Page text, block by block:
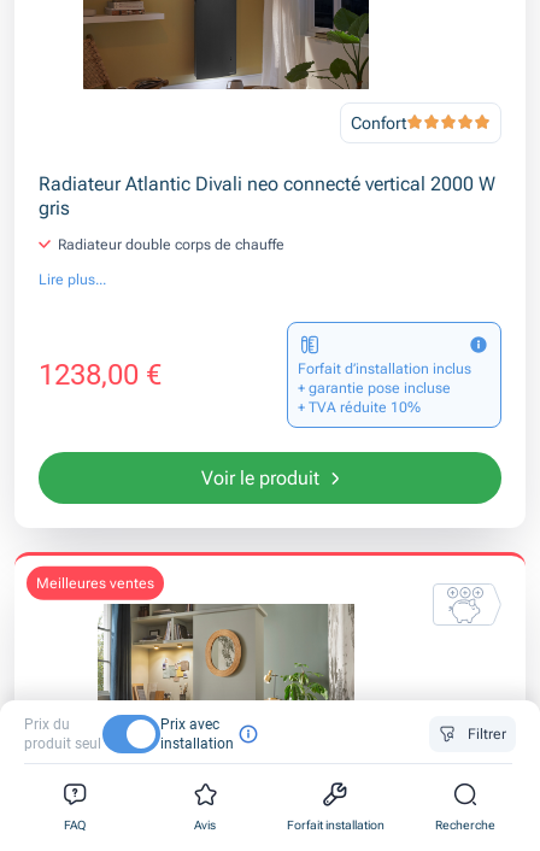
Confort
Radiateur Atlantic Divali neo connecté vertical 2000 W
gris
Radiateur double corps de chauffe
Lire plus...
1238,00 €
Forfait d’installation inclus
+ garantie pose incluse
+ TVA réduite 10%
Voir le produit
meilleures ventes
Confort
Prix du
produit seul
Prix avec
installation
Filtrer
FAQ Avis Forfait installation Recherche